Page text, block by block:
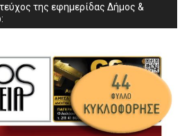
της εφημερίδας Δήμος &